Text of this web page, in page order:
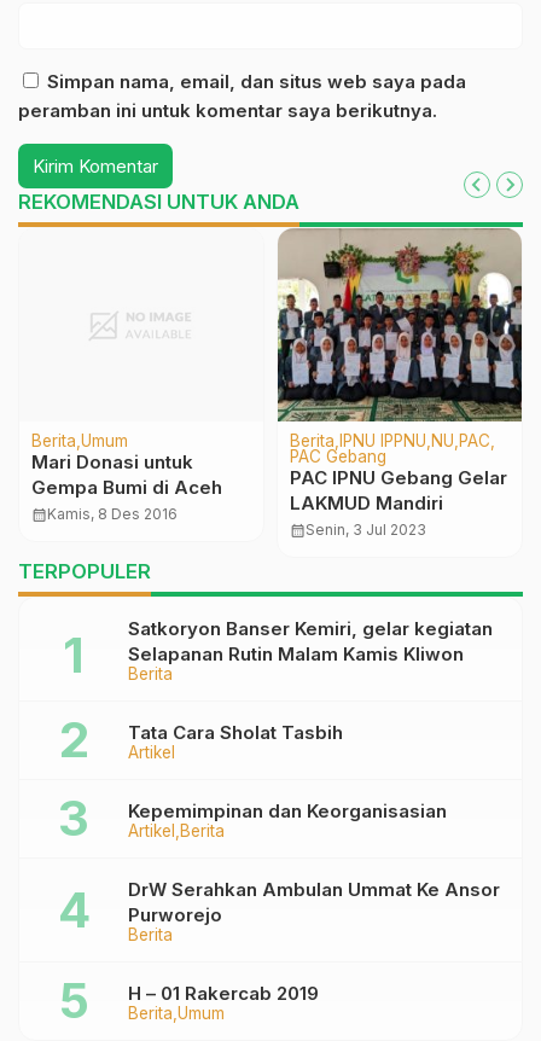
Simpan nama, email, dan situs web saya pada
peramban ini untuk komentar saya berikutnya.
REKOMENDASI UNTUK ANDA
Berita Umum
Mari Donasi untuk
Gempa Bumi di Aceh
calendar_monthKamis, 8 Des 2016
Berita IPNU IPPNU NU PAC
PAC Gebang
PAC IPNU Gebang Gelar
LAKMUD Mandiri
calendar_monthSenin, 3 Jul 2023
TERPOPULER
Berita
Satkoryon Banser Kemiri, gelar kegiatan
Selapanan Rutin Malam Kamis Kliwon
Artikel
Tata Cara Sholat Tasbih
Artikel Berita
Kepemimpinan dan Keorganisasian
Berita
DrW Serahkan Ambulan Ummat Ke Ansor
Purworejo
Berita Umum
H – 01 Rakercab 2019